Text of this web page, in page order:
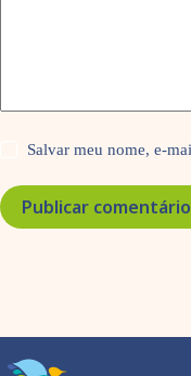
Salvar meu nome, e-
Publicar comentário